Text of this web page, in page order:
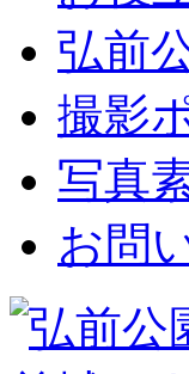
弘前
撮影
写真
お問